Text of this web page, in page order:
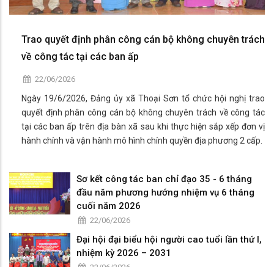
Trao quyết định phân công cán bộ không chuyên trách
về công tác tại các ban ấp
22/06/2026
Ngày 19/6/2026, Đảng ủy xã Thoại Sơn tổ chức hội nghị trao
quyết định phân công cán bộ không chuyên trách về công tác
tại các ban ấp trên địa bàn xã sau khi thực hiện sắp xếp đơn vị
hành chính và vận hành mô hình chính quyền địa phương 2 cấp.
Sơ kết công tác ban chỉ đạo 35 - 6 tháng
đầu năm phương hướng nhiệm vụ 6 tháng
cuối năm 2026
22/06/2026
Đại hội đại biểu hội người cao tuổi lần thứ I,
nhiệm kỳ 2026 – 2031